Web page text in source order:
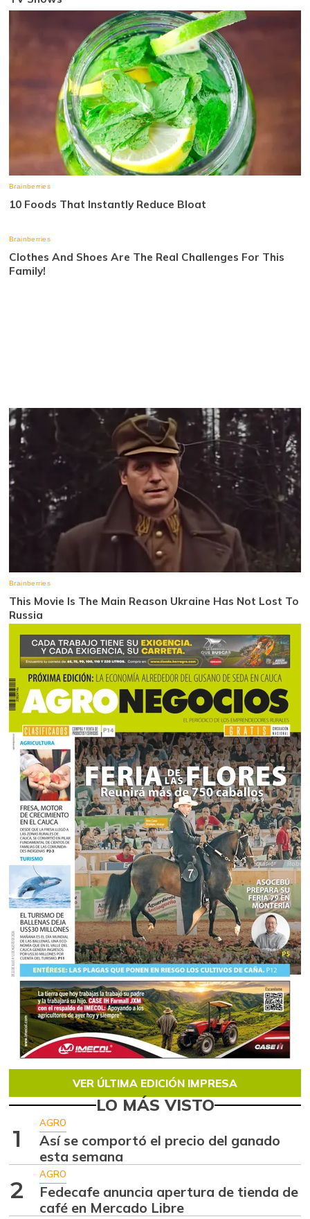
VER ÚLTIMA EDICIÓN IMPRESA
LO MÁS VISTO
1
AGRO
Así se comportó el precio del ganado
esta semana
2
AGRO
Fedecafe anuncia apertura de tienda de
café en Mercado Libre